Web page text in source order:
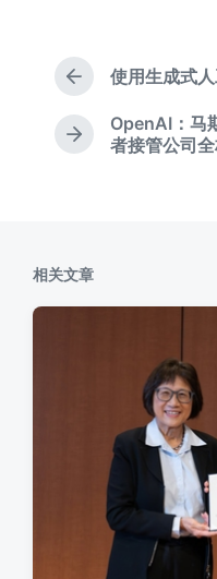
上
文
章
使用生成式
下
OpenAI：马
者接管公司
相关文章